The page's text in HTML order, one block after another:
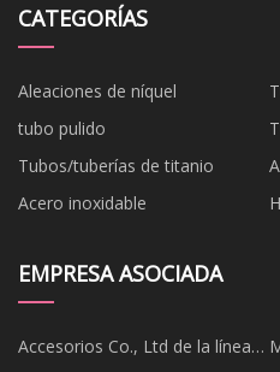
CATEGORÍAS
Aleaciones de níquel
tubo pulido
Tubos/tuberías de titanio
Acero inoxidable
EMPRESA ASOCIADA
Accesorios Co., Ltd de la línea